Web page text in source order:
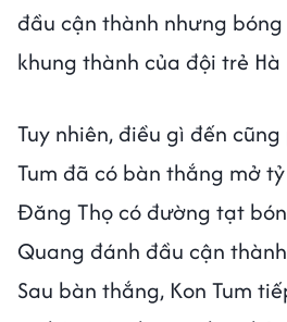
đầu cận thành nhưng
khung thành của đội trẻ Hà
Tuy nhiên, điều gì đến cũng
Tum đã có bàn thắng mở
Đăng Thọ có đường tạt
Quang đánh đầu cận
Sau bàn thắng, Kon Tum